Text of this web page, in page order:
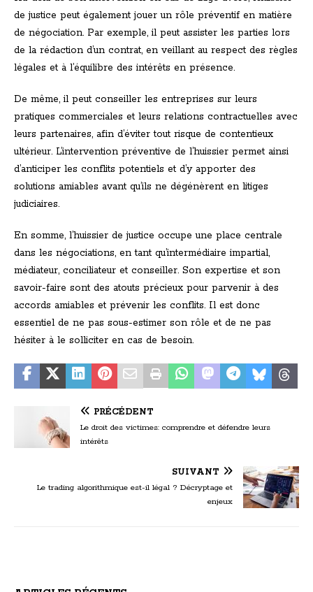
de justice peut également jouer un rôle préventif en matière
de négociation. Par exemple, il peut assister les parties lors
de la rédaction d’un contrat, en veillant au respect des règles
légales et à l’équilibre des intérêts en présence.
De même, il peut conseiller les entreprises sur leurs
pratiques commerciales et leurs relations contractuelles avec
leurs partenaires, afin d’éviter tout risque de contentieux
ultérieur. L’intervention préventive de l’huissier permet ainsi
d’anticiper les conflits potentiels et d’y apporter des
solutions amiables avant qu’ils ne dégénèrent en litiges
judiciaires.
En somme, l’huissier de justice occupe une place centrale
dans les négociations, en tant qu’intermédiaire impartial,
médiateur, conciliateur et conseiller. Son expertise et son
savoir-faire sont des atouts précieux pour parvenir à des
accords amiables et prévenir les conflits. Il est donc
essentiel de ne pas sous-estimer son rôle et de ne pas
hésiter à le solliciter en cas de besoin.
PRÉCÉDENT
Le droit des victimes: comprendre et défendre leurs
intérêts
SUIVANT
Le trading algorithmique est-il légal ? Décryptage et
enjeux